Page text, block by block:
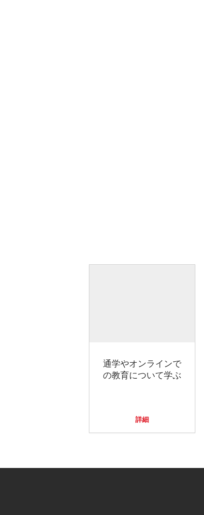
通学やオンラインで
の教育について学ぶ
詳細